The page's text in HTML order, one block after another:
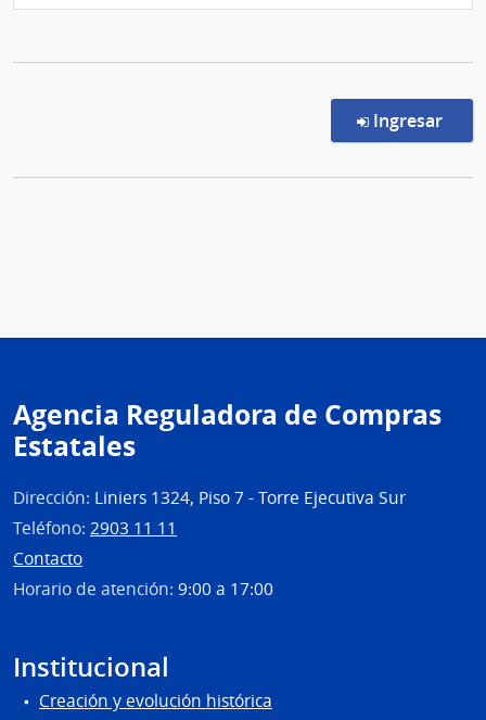
Ingresar
Agencia Reguladora de Compras
Estatales
Dirección: Liniers 1324, Piso 7 - Torre Ejecutiva Sur
Teléfono: 2903 11 11
Contacto
Horario de atención: 9:00 a 17:00
Institucional
Creación y evolución histórica